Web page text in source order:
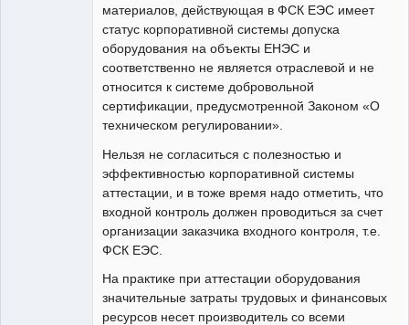
материалов, действующая в ФСК ЕЭС имеет
статус корпоративной системы допуска
оборудования на объекты ЕНЭС и
соответственно не является отраслевой и не
относится к системе добровольной
сертификации, предусмотренной Законом «О
техническом регулировании».
Нельзя не согласиться с полезностью и
эффективностью корпоративной системы
аттестации, и в тоже время надо отметить, что
входной контроль должен проводиться за счет
организации заказчика входного контроля, т.е.
ФСК ЕЭС.
На практике при аттестации оборудования
значительные затраты трудовых и финансовых
ресурсов несет производитель со всеми